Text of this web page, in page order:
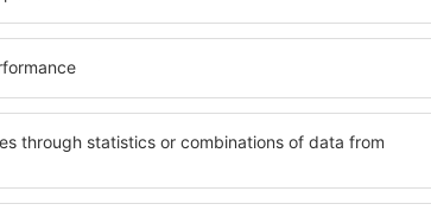
newsletteru cestují
méně
eurovíkendy - získejte informace o
letenkách dříve než kdokoli jiný.